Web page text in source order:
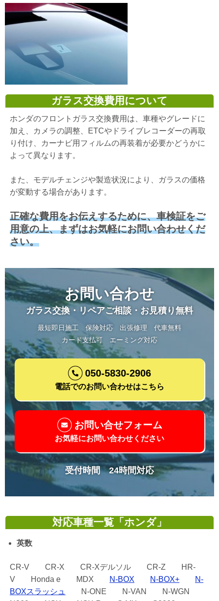
ガラス交換費用について
ホンダのフロントガラス交換費用は、車種やグレードに
加え、カメラの調整、ETCやドライブレコーダーの再取
り付け、カーナビ用フィルムの再装着が必要かどうかに
よって異なります。
また、モデルチェンジや製造状況により、ガラスの価格
が変動する場合があります。
正確な費用をお伝えするために、車検証をご
用意の上、まずはお気軽にお問い合わせくだ
さい。
お問い合わせ
ガラス交換・リペアご相談・お見積り無料
最短即日施工 保険対応 出張修理
代車無料
カード支払可
エーミング対応
050-5830-2906
電話でのお問い合わせはこちら
お問い合せフォーム
お気軽にお問い合わせください
受付時間 24時間対応
対応車種一覧「ホンダ」
英数
CR-V CR-X CR-Xデルソル CR-Z HR-
V Honda e MDX
N-BOX N-BOX+
N-
BOXスラッシュ
N-ONE N-VAN N-WGN